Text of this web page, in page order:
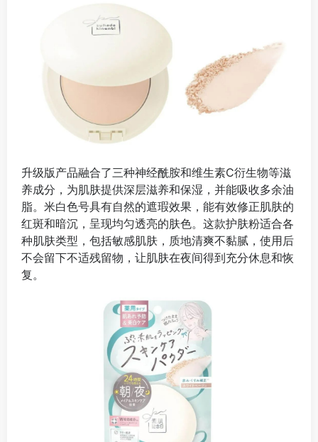
升级版产品融合了三种神经酰胺和维生素C衍生物等滋
养成分，为肌肤提供深层滋养和保湿，并能吸收多余油
脂。米白色号具有自然的遮瑕效果，能有效修正肌肤的
红斑和暗沉，呈现均匀透亮的肤色。这款护肤粉适合各
种肌肤类型，包括敏感肌肤，质地清爽不黏腻，使用后
不会留下不适残留物，让肌肤在夜间得到充分休息和恢
复。